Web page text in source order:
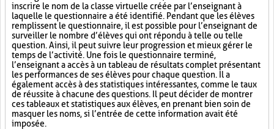
inscrire le nom de la classe virtuelle créée par l’enseignant à
laquelle le questionnaire a été identifié. Pendant que les élèves
remplissent le questionnaire, il est possible pour l’enseignant de
surveiller le nombre d’élèves qui ont répondu à telle ou telle
question. Ainsi, il peut suivre leur progression et mieux gérer le
temps de l’activité. Une fois le questionnaire terminé,
l’enseignant a accès à un tableau de résultats complet présentant
les performances de ses élèves pour chaque question. Il a
également accès à des statistiques intéressantes, comme le taux
de réussite à chacune des questions. Il peut décider de montrer
ces tableaux et statistiques aux élèves, en prenant bien soin de
masquer les noms, si l’entrée de cette information avait été
imposée.